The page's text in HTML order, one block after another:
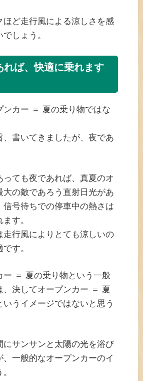
ほど走行風による涼しさを感
しょう。
れば、快適に乗れます
ンカー ＝ 夏の乗り物ではな
、書いてきましたが、夜であ
っても夜であれば、真夏のオ
大の敵であろう直射日光があ
信号待ちでの停車中の熱さは
す。
走行風によりとても涼しいの
す。
ー ＝ 夏の乗り物という一般
、決してオープンカー ＝ 夏
うイメージではないと思う
にサンサンと太陽の光を浴び
、一般的なオープンカーのイ